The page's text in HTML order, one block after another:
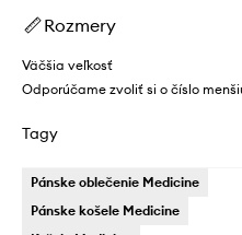
Rozmery
Väčšia veľkosť
Odporúčame zvoliť si o číslo
Tagy
Pánske oblečenie Medicine
Pánske košele Medicine